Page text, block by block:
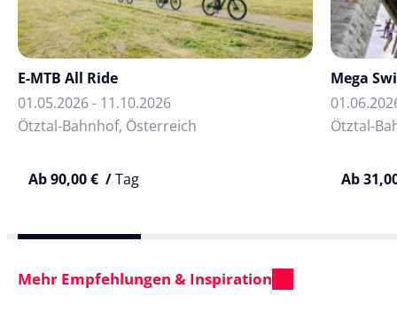
E-MTB All Ride
01.05.2026 - 11.10.2026
Ötztal-Bahnhof, Österreich
Ab 90,00 € /Tag
Mega
Ötztal-
Ab
Mehr Empfehlungen & Inspiration